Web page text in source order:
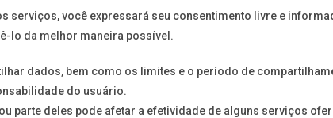
você expressará seu consentimento livre e
lo da melhor maneira possível.
dados, bem como os limites e o período de
do usuário.
parte deles pode afetar a efetividade de alguns serviços